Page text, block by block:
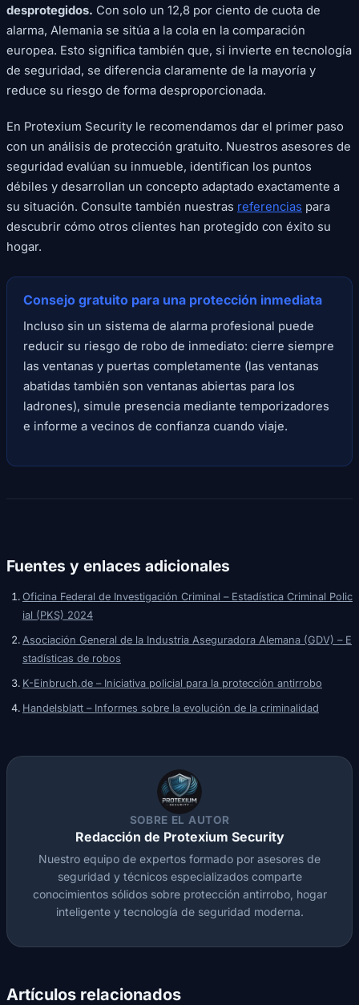
desprotegidos. Con solo un 12,8 por ciento de cuota de
alarma, Alemania se sitúa a la cola en la comparación
europea. Esto significa también que, si invierte en tecnología
de seguridad, se diferencia claramente de la mayoría y
reduce su riesgo de forma desproporcionada.
En Protexium Security le recomendamos dar el primer paso
con un análisis de protección gratuito. Nuestros asesores de
seguridad evalúan su inmueble, identifican los puntos
débiles y desarrollan un concepto adaptado exactamente a
su situación. Consulte también nuestras referencias para
descubrir cómo otros clientes han protegido con éxito su
hogar.
Consejo gratuito para una protección inmediata
Incluso sin un sistema de alarma profesional puede
reducir su riesgo de robo de inmediato: cierre siempre
las ventanas y puertas completamente (las ventanas
abatidas también son ventanas abiertas para los
ladrones), simule presencia mediante temporizadores
e informe a vecinos de confianza cuando viaje.
Fuentes y enlaces adicionales
Oficina Federal de Investigación Criminal – Estadística Criminal Polic
ial (PKS) 2024
Asociación General de la Industria Aseguradora Alemana (GDV) – E
stadísticas de robos
K-Einbruch.de – Iniciativa policial para la protección antirrobo
Handelsblatt – Informes sobre la evolución de la criminalidad
SOBRE EL AUTOR
Redacción de Protexium Security
Nuestro equipo de expertos formado por asesores de
seguridad y técnicos especializados comparte
conocimientos sólidos sobre protección antirrobo, hogar
inteligente y tecnología de seguridad moderna.
Artículos relacionados